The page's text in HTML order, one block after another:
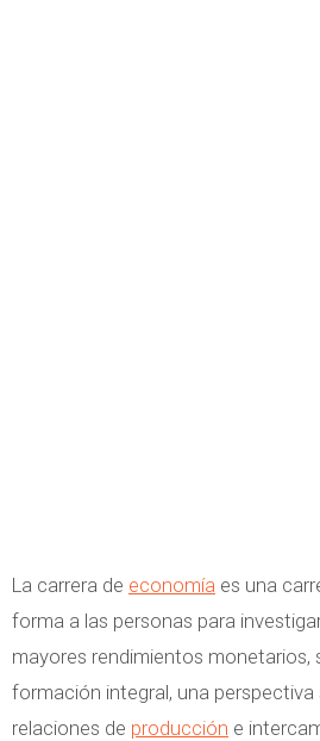
La carrera de economía es una
forma a las personas para
mayores rendimientos monetarios,
formación integral, una perspectiva
relaciones de producción e